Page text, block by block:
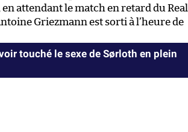
attendant le match en retard du Real
Griezmann est sorti à l’heure de
touché le sexe de Sørloth en plein